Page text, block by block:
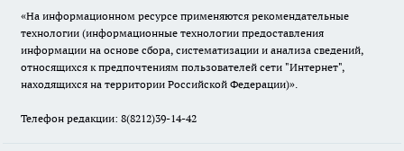
«На информационном ресурсе применяются рекомендательные
технологии (информационные технологии предоставления
информации на основе сбора, систематизации и анализа сведений,
относящихся к предпочтениям пользователей сети "Интернет",
находящихся на территории Российской Федерации)».
Телефон редакции: 8(8212)39-14-42